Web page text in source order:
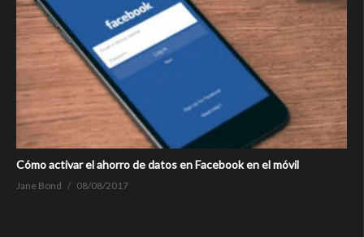
Cómo activar el ahorro de datos en Facebook en el móvil
Jane Bond 08/08/2017